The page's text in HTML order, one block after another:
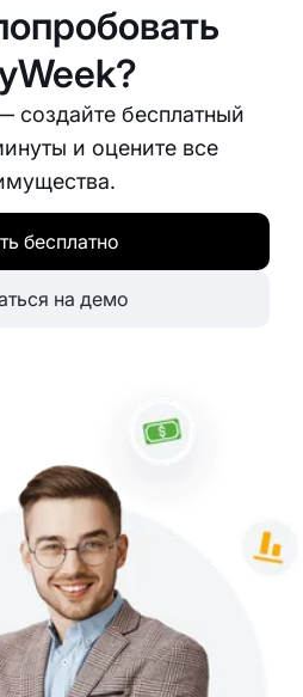
создайте бесплатный
и оцените все
бесплатно
на демо